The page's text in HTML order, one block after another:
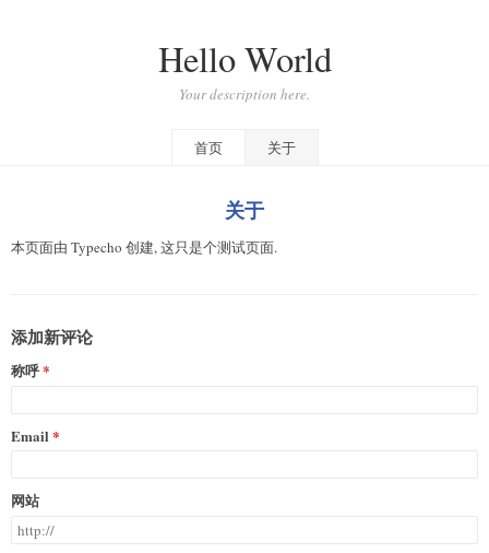
Hello World
Your description here.
首页 关于
关于
本页面由 Typecho 创建, 这只是个测试页面.
添加新评论
称呼
Email
网站